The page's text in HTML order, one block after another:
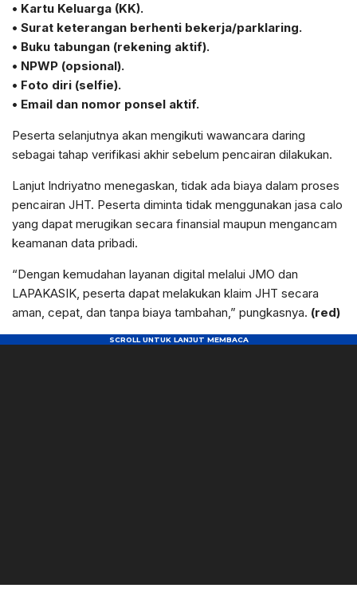
• Kartu Keluarga (KK).
• Surat keterangan berhenti bekerja/parklaring.
• Buku tabungan (rekening aktif).
• NPWP (opsional).
• Foto diri (selfie).
• Email dan nomor ponsel aktif.
Peserta selanjutnya akan mengikuti wawancara daring
sebagai tahap verifikasi akhir sebelum pencairan dilakukan.
Lanjut Indriyatno menegaskan, tidak ada biaya dalam proses
pencairan JHT. Peserta diminta tidak menggunakan jasa calo
yang dapat merugikan secara finansial maupun mengancam
keamanan data pribadi.
“Dengan kemudahan layanan digital melalui JMO dan
LAPAKASIK, peserta dapat melakukan klaim JHT secara
aman, cepat, dan tanpa biaya tambahan,” pungkasnya. (red)